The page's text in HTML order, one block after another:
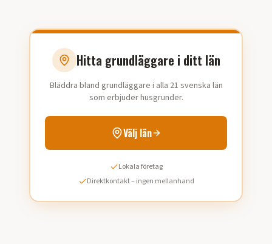
Hitta grundläggare i ditt län
Bläddra bland grundläggare i alla 21 svenska län
som erbjuder husgrunder.
Välj län
Lokala företag
Direktkontakt – ingen mellanhand